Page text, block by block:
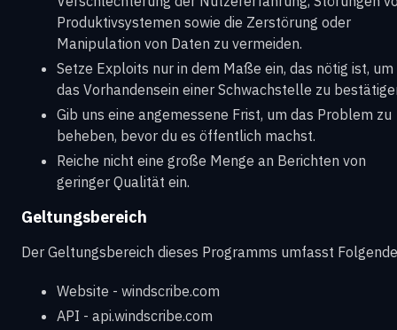
Produktivsystemen sowie die Zerstörung oder
Manipulation von Daten zu vermeiden.
Setze Exploits nur in dem Maße ein, das nötig ist, um
das Vorhandensein einer Schwachstelle zu
Gib uns eine angemessene Frist, um das Problem zu
beheben, bevor du es öffentlich machst.
Reiche nicht eine große Menge an Berichten von
geringer Qualität ein.
Geltungsbereich
Der Geltungsbereich dieses Programms umfasst
Website - windscribe.com
API - api.windscribe.com